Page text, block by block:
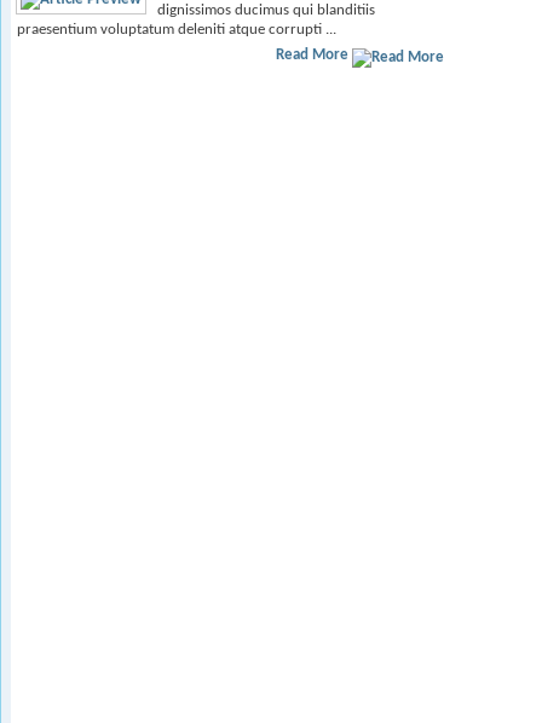
dignissimos ducimus qui blanditiis
praesentium voluptatum deleniti atque corrupti ...
Read More